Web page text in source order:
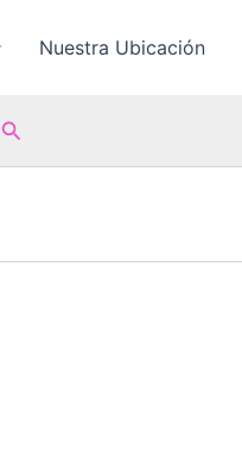
Nuestra Ubicación
Buscar